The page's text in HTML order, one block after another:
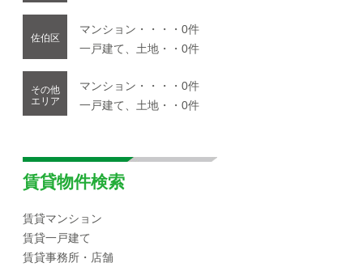
佐伯区
マンション・・・・0件
一戸建て、土地・・0件
その他
エリア
マンション・・・・0件
一戸建て、土地・・0件
賃貸物件検索
賃貸マンション
賃貸一戸建て
賃貸事務所・店舗